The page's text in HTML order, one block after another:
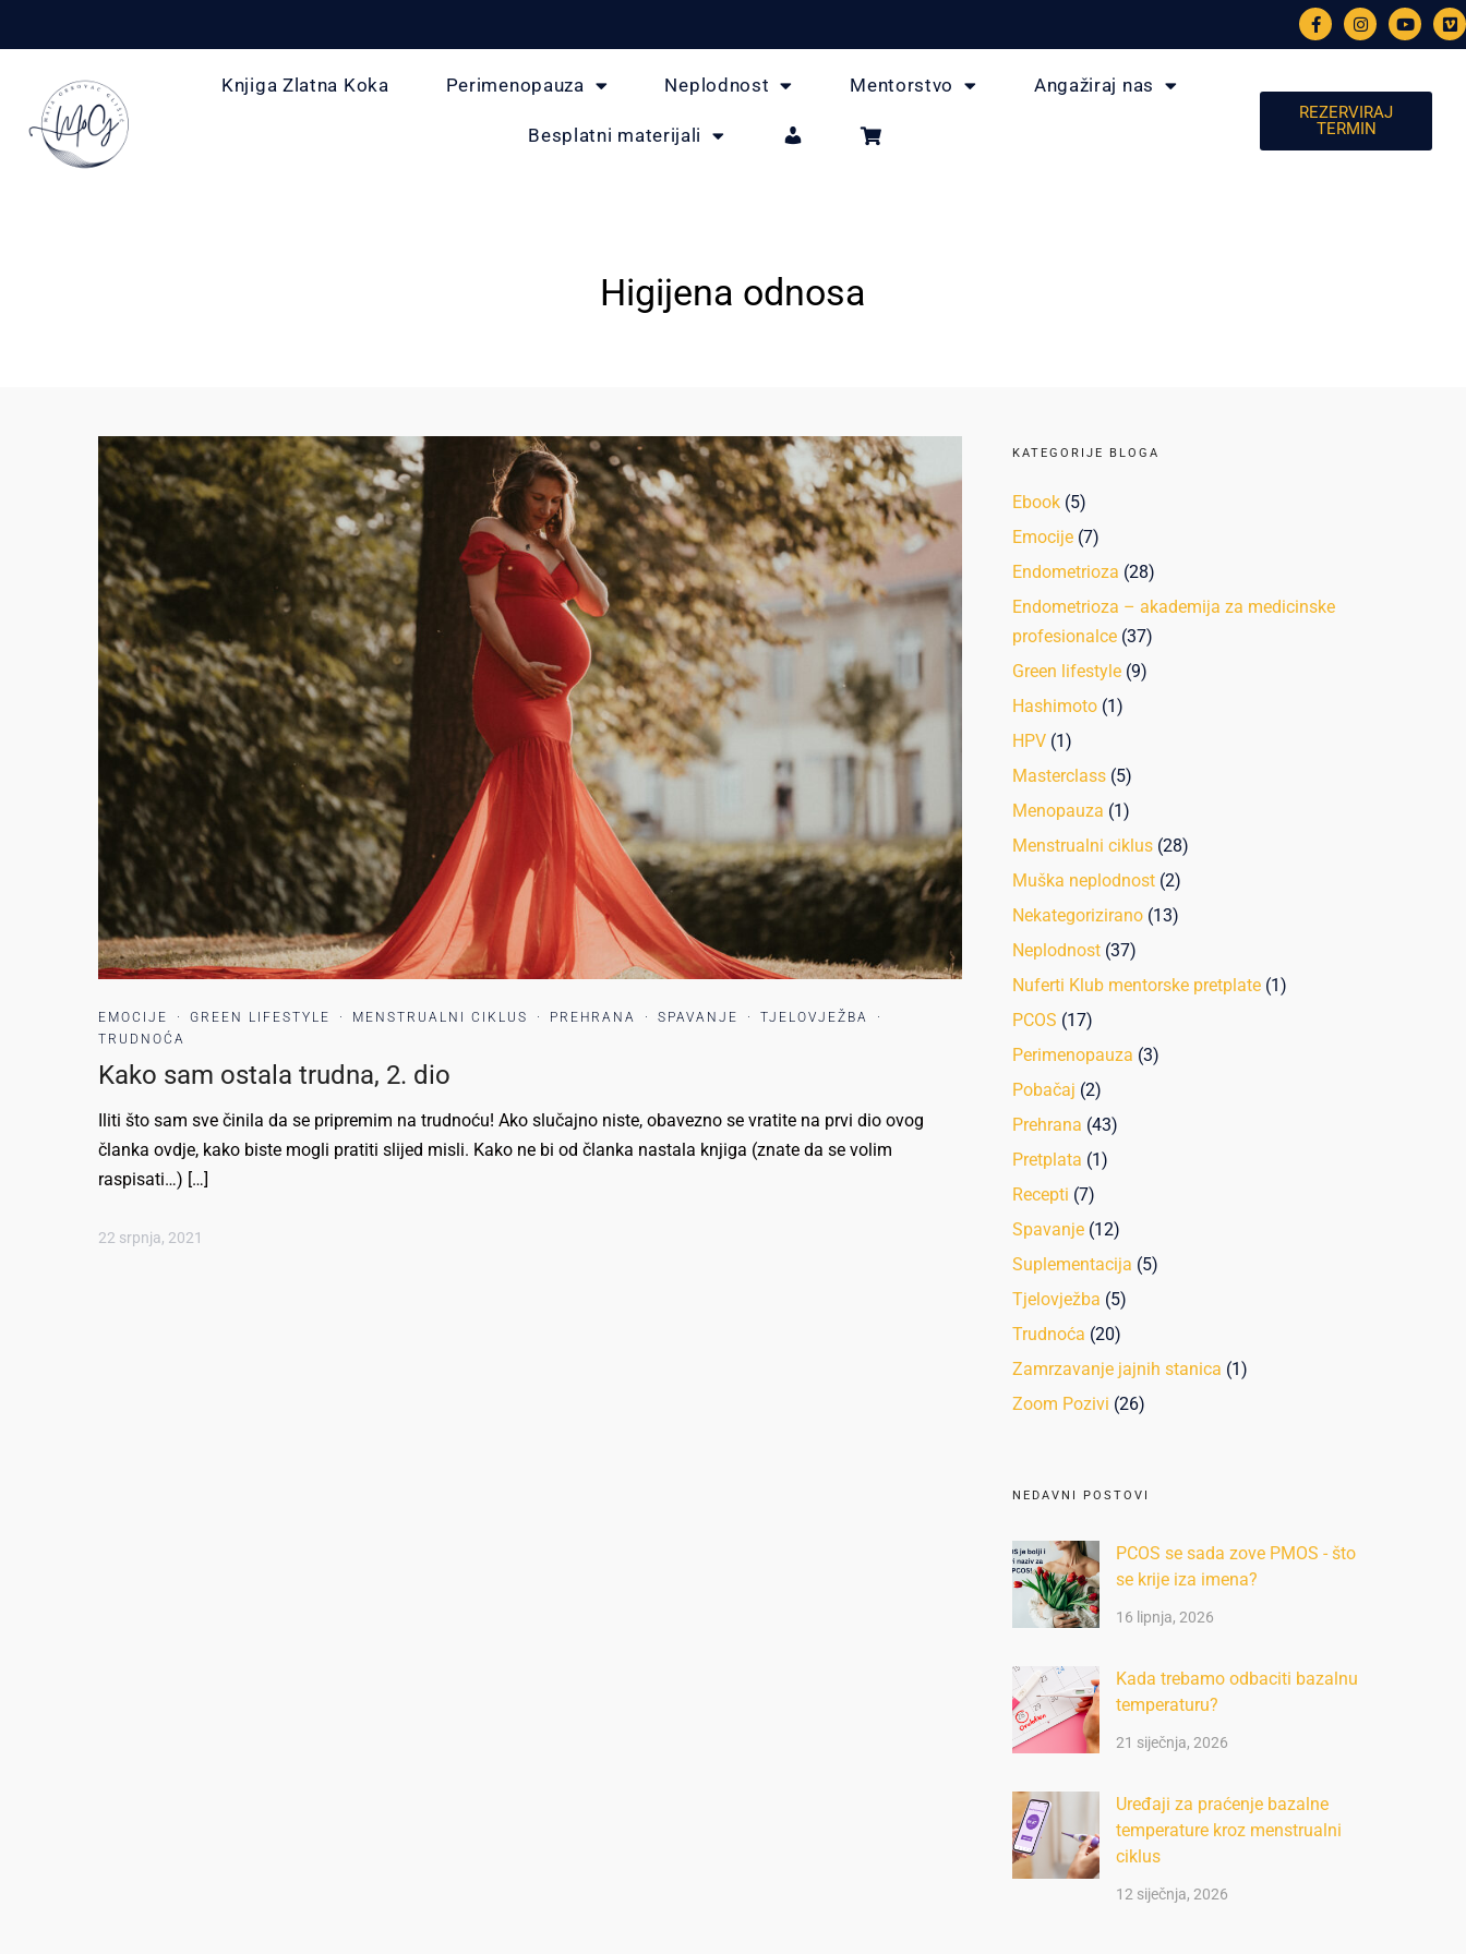
Knjiga Zlatna Koka Perimenopauza Neplodnost Mentorstvo Angažiraj nas
Besplatni materijali
REZERVIRAJ
TERMIN
Higijena odnosa
EMOCIJE · GREEN LIFESTYLE · MENSTRUALNI CIKLUS · PREHRANA · SPAVANJE · TJELOVJEŽBA
·
TRUDNOĆA
Kako sam ostala trudna, 2. dio
Iliti što sam sve činila da se pripremim na trudnoću! Ako slučajno niste, obavezno se vratite na prvi dio ovog
članka ovdje, kako biste mogli pratiti slijed misli. Kako ne bi od članka nastala knjiga (znate da se volim
raspisati…) […]
22 srpnja, 2021
KATEGORIJE BLOGA
Ebook (5)
Emocije (7)
Endometrioza (28)
Endometrioza – akademija za medicinske
profesionalce (37)
Green lifestyle (9)
Hashimoto (1)
HPV (1)
Masterclass (5)
Menopauza (1)
Menstrualni ciklus (28)
Muška neplodnost (2)
Nekategorizirano (13)
Neplodnost (37)
Nuferti Klub mentorske pretplate (1)
PCOS (17)
Perimenopauza (3)
Pobačaj (2)
Prehrana (43)
Pretplata (1)
Recepti (7)
Spavanje (12)
Suplementacija (5)
Tjelovježba (5)
Trudnoća (20)
Zamrzavanje jajnih stanica (1)
Zoom Pozivi (26)
NEDAVNI POSTOVI
PCOS se sada zove PMOS - što
se krije iza imena?
16 lipnja, 2026
Kada trebamo odbaciti bazalnu
temperaturu?
21 siječnja, 2026
Uređaji za praćenje bazalne
temperature kroz menstrualni
ciklus
12 siječnja, 2026